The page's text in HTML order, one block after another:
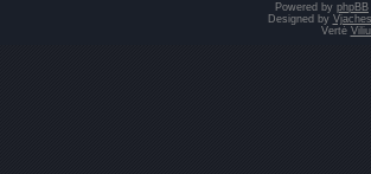
Powered by phpBB
Designed by
Vertė